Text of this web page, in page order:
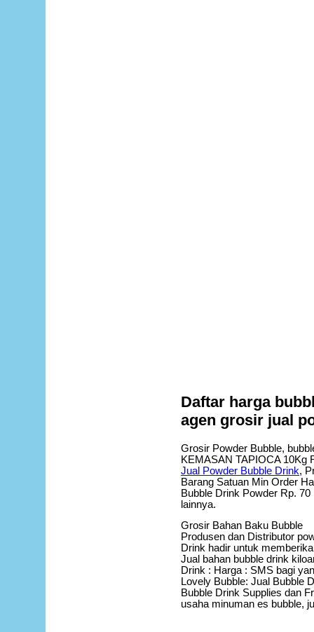
Daftar harga
agen grosir jual
Grosir Powder Bubble,
KEMASAN TAPIOCA 10Kg
Jual Powder Bubble Drink,
Barang Satuan Min Order
Bubble Drink Powder Rp.
lainnya.
Grosir Bahan Baku Bubble
Produsen dan Distributor
Drink hadir untuk
Jual bahan bubble drink
Drink : Harga : SMS bagi
Lovely Bubble: Jual Bubble
Bubble Drink Supplies dan
usaha minuman es bubble,